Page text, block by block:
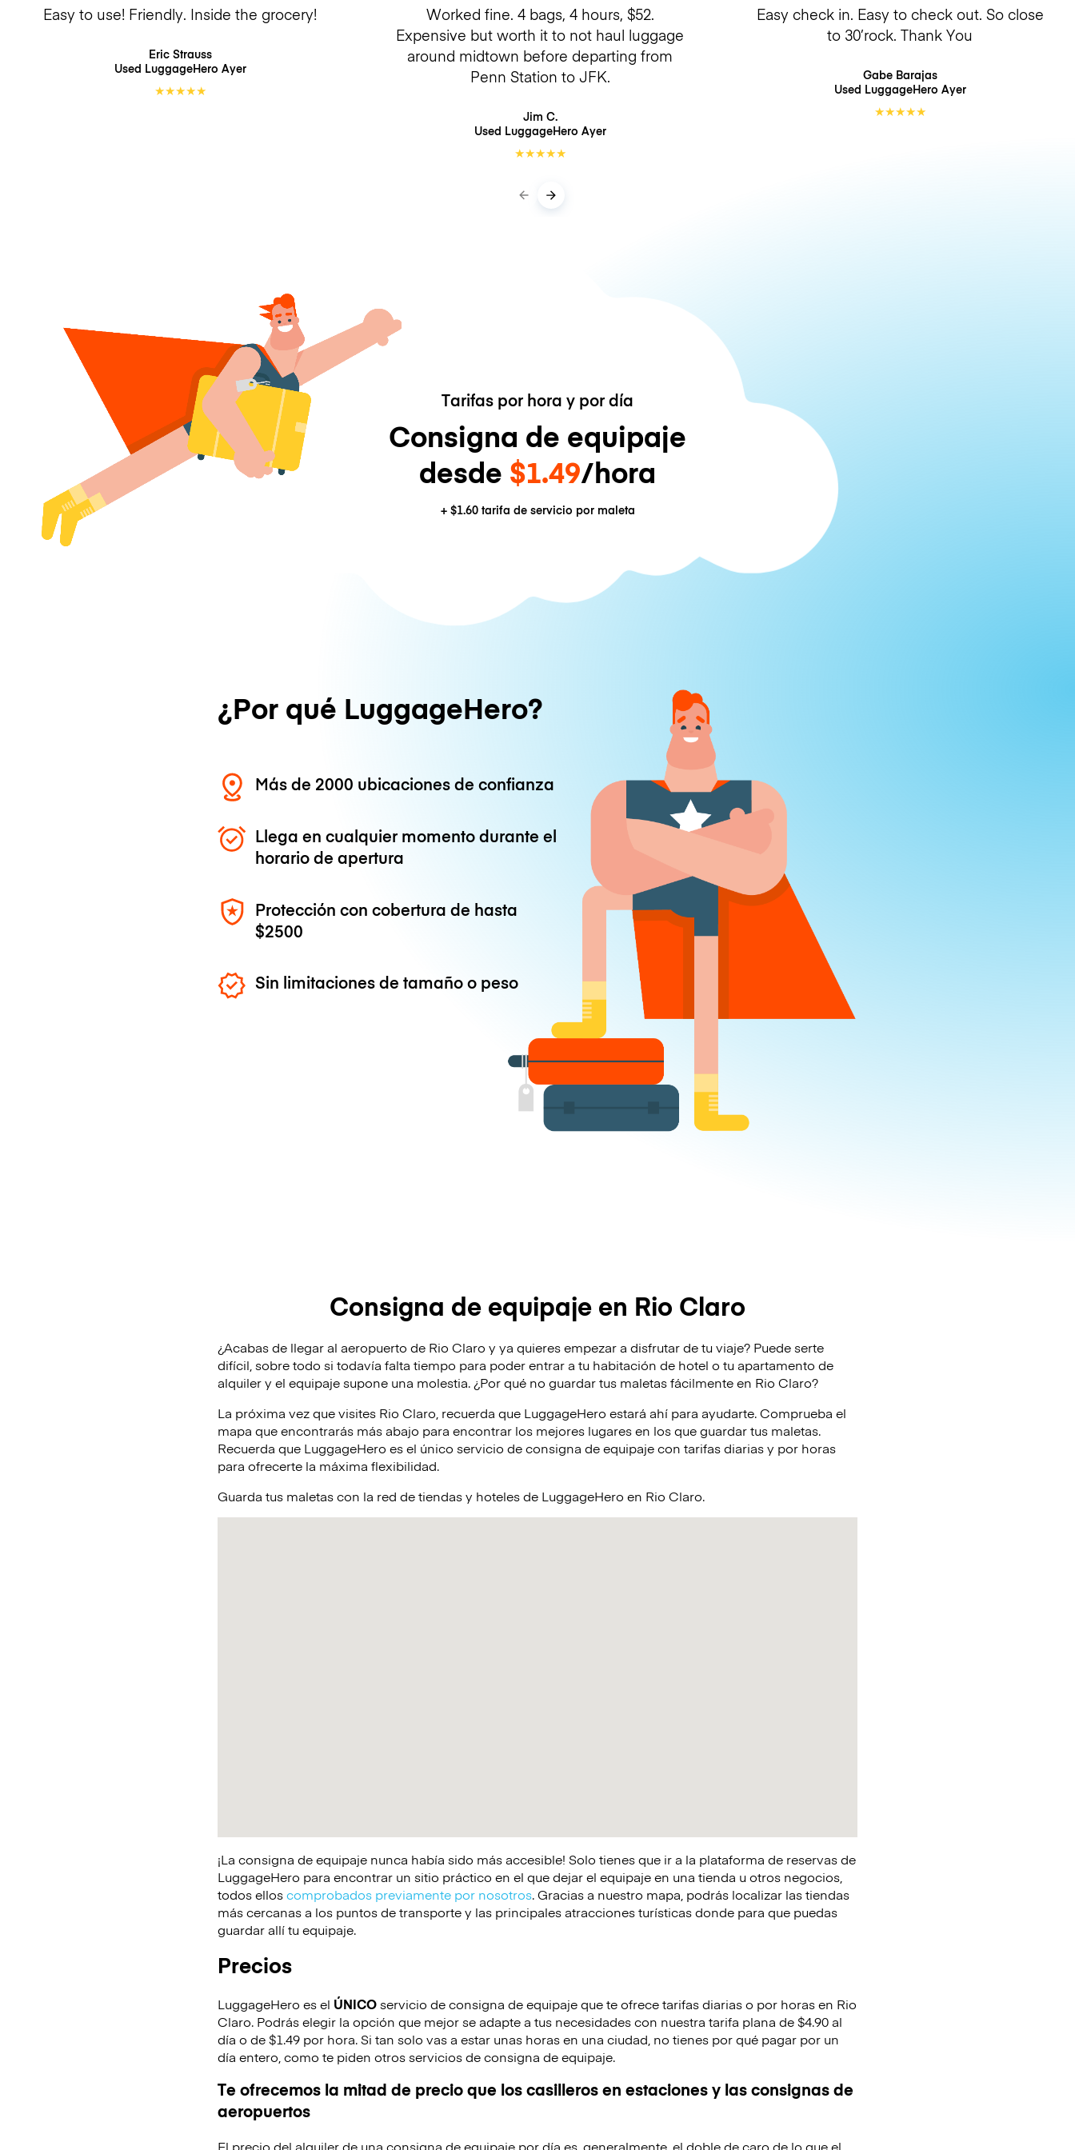
Easy to use! Friendly. Inside the grocery!
Eric Strauss
Used LuggageHero Ayer
★★★★★
Worked fine. 4 bags, 4 hours, $52.
Expensive but worth it to not haul luggage
around midtown before departing from
Penn Station to JFK.
Jim C.
Used LuggageHero Ayer
★★★★★
Easy check in. Easy to check out. So close
to 30’rock. Thank You
Gabe Barajas
Used LuggageHero Ayer
★★★★★
Tarifas por hora y por día
Consigna de equipaje
desde $1.49/hora
+ $1.60tarifa de servicio por maleta
¿Por qué LuggageHero?
Más de 2000 ubicaciones de confianza
Llega en cualquier momento durante el
horario de apertura
Protección con cobertura de hasta
$2500
Sin limitaciones de tamaño o peso
Consigna de equipaje en Rio Claro
¿Acabas de llegar al aeropuerto de Rio Claro y ya quieres empezar a disfrutar de tu viaje? Puede serte
difícil, sobre todo si todavía falta tiempo para poder entrar a tu habitación de hotel o tu apartamento de
alquiler y el equipaje supone una molestia. ¿Por qué no guardar tus maletas fácilmente en Rio Claro?
La próxima vez que visites Rio Claro, recuerda que LuggageHero estará ahí para ayudarte. Comprueba el
mapa que encontrarás más abajo para encontrar los mejores lugares en los que guardar tus maletas.
Recuerda que LuggageHero es el único servicio de consigna de equipaje con tarifas diarias y por horas
para ofrecerte la máxima flexibilidad.
Guarda tus maletas con la red de tiendas y hoteles de LuggageHero en Rio Claro.
¡La consigna de equipaje nunca había sido más accesible! Solo tienes que ir a la plataforma de reservas de
LuggageHero para encontrar un sitio práctico en el que dejar el equipaje en una tienda u otros negocios,
todos elloscomprobados previamente por nosotros. Gracias a nuestro mapa, podrás localizar las tiendas
más cercanas a los puntos de transporte y las principales atracciones turísticas donde para que puedas
guardar allí tu equipaje.
Precios
LuggageHero es el ÚNICOservicio de consigna de equipaje que te ofrece tarifas diarias o por horas en Rio
Claro. Podrás elegir la opción que mejor se adapte a tus necesidades con nuestra tarifa plana de $4.90 al
día o de $1.49 por hora. Si tan solo vas a estar unas horas en una ciudad, no tienes por qué pagar por un
día entero, como te piden otros servicios de consigna de equipaje.
Te ofrecemos la mitad de precio que los casilleros en estaciones y las consignas de
aeropuertos
El precio del alquiler de una consigna de equipaje por día es, generalmente, el doble de caro de lo que el